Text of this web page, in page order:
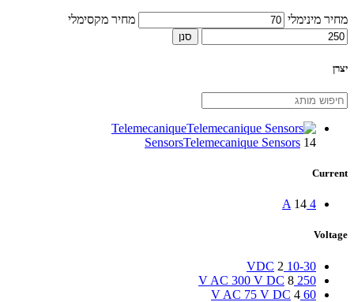
מחיר מינימלי מחיר מקסימלי
סנן
יצרן
Telemecanique
SensorsTelemecanique Sensors 14
Current
4 A
14
Voltage
10-30 VDC
2
250 V AC 300 V DC
8
60 V AC 75 V DC
4